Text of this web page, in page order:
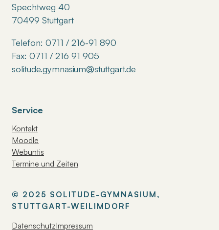
Spechtweg 40
70499 Stuttgart
Telefon: 0711 / 216-91 890
Fax: 0711 / 216 91 905
solitude.gymnasium@stuttgart.de
Service
Kontakt
Moodle
Webuntis
Termine und Zeiten
© 2025 SOLITUDE-GYMNASIUM,
STUTTGART-WEILIMDORF
DatenschutzImpressum